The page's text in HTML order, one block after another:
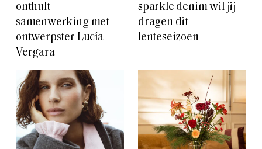
onthult
samenwerking met
ontwerpster Lucía
Vergara
sparkle denim wil jij
dragen dit
lenteseizoen